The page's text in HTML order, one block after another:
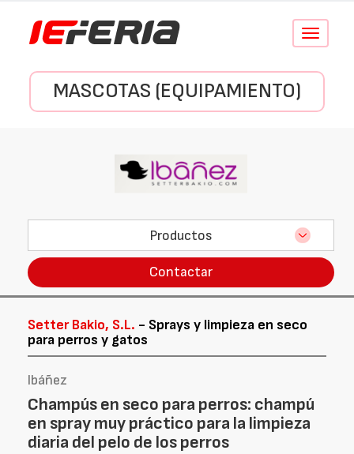
Conmutar
MASCOTAS (EQUIPAMIENTO)
Productos
Contactar
Setter Bakio, S.L. - Sprays y limpieza en seco
para perros y gatos
Ibáñez
Champús en seco para perros: champú
en spray muy práctico para la limpieza
diaria del pelo de los perros